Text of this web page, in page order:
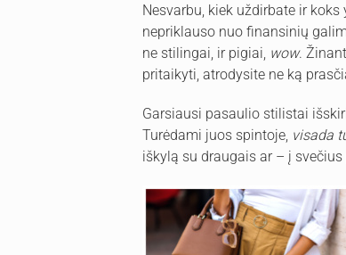
Nesvarbu, kiek uždirbate ir
nepriklauso nuo finansinių
ne stilingai, ir pigiai, wow.
pritaikyti, atrodysite ne ką
Garsiausi pasaulio stilistai
Turėdami juos spintoje, visada
iškylą su draugais ar – į